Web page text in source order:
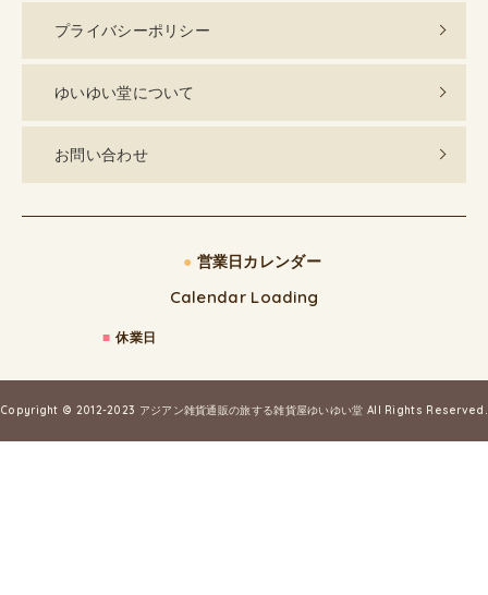
プライバシーポリシー
ゆいゆい堂について
お問い合わせ
● 営業日カレンダー
Calendar Loading
■ 休業日
Copyright © 2012-2023 アジアン雑貨通販の旅する雑貨屋ゆいゆい堂 All Rights Reserved.